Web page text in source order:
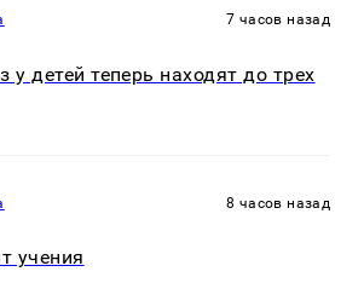
7 часов назад
у детей теперь находят до трех
8 часов назад
учения